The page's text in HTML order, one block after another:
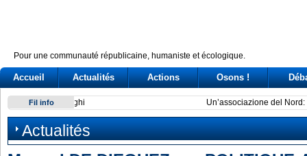
Pour une communauté républicaine, humaniste et écologique.
Accueil Actualités Actions Osons !
Fil info Un’associazione del Nord: la sfida dei governatori nella
Actualités